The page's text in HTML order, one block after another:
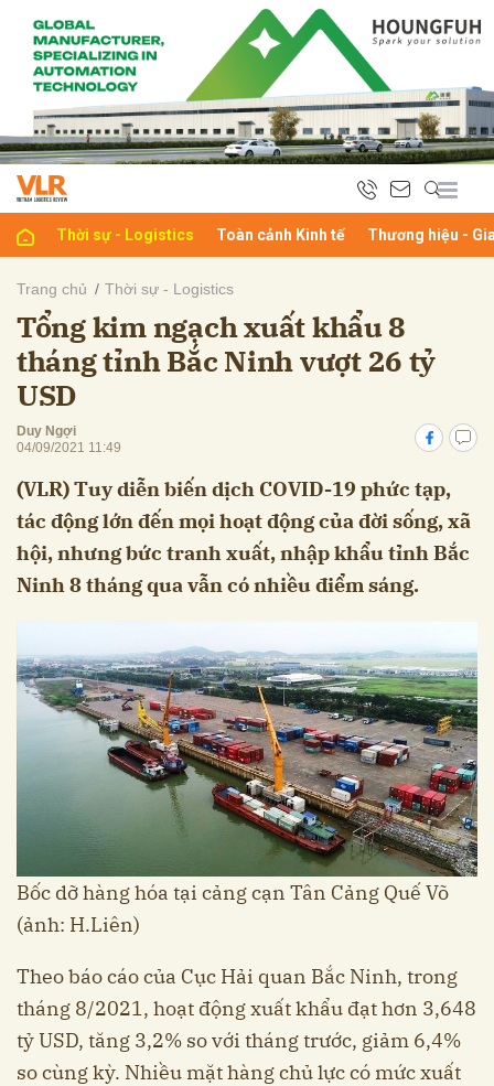
Thời sự - Logistics Toàn cảnh Kinh tế Thương hiệu -
Trang chủ Thời sự - Logistics
Tổng kim ngạch xuất khẩu 8
tháng tỉnh Bắc Ninh vượt 26 tỷ
USD
Duy Ngợi
04/09/2021 11:49
(VLR) Tuy diễn biến dịch COVID-19 phức tạp,
tác động lớn đến mọi hoạt động của đời sống, xã
hội, nhưng bức tranh xuất, nhập khẩu tỉnh Bắc
Ninh 8 tháng qua vẫn có nhiều điểm sáng.
Bốc dỡ hàng hóa tại cảng cạn Tân Cảng Quế Võ
(ảnh: H.Liên)
Theo báo cáo của Cục Hải quan Bắc Ninh, trong
tháng 8/2021, hoạt động xuất khẩu đạt hơn 3,648
tỷ USD, tăng 3,2% so với tháng trước, giảm 6,4%
so cùng kỳ. Nhiều mặt hàng chủ lực có mức xuất
luận
Hủy